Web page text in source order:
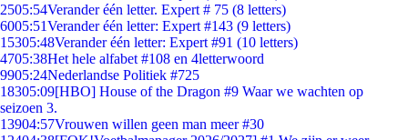
2505:54Verander één letter. Expert # 75 (8 letters)
6005:51Verander één letter: Expert #143 (9 letters)
15305:48Verander één letter: Expert #91 (10 letters)
4705:38Het hele alfabet #108 en 4letterwoord
9905:24Nederlandse Politiek #725
18305:09[HBO] House of the Dragon #9 Waar we wachten op
seizoen 3.
13904:57Vrouwen willen geen man meer #30